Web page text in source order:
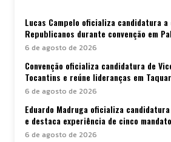
Lucas Campelo oficializa candidatura
Republicanos durante convenção em
6 de agosto de 2026
Convenção oficializa candidatura de
Tocantins e reúne lideranças em
6 de agosto de 2026
Eduardo Madruga oficializa
e destaca experiência de cinco
6 de agosto de 2026